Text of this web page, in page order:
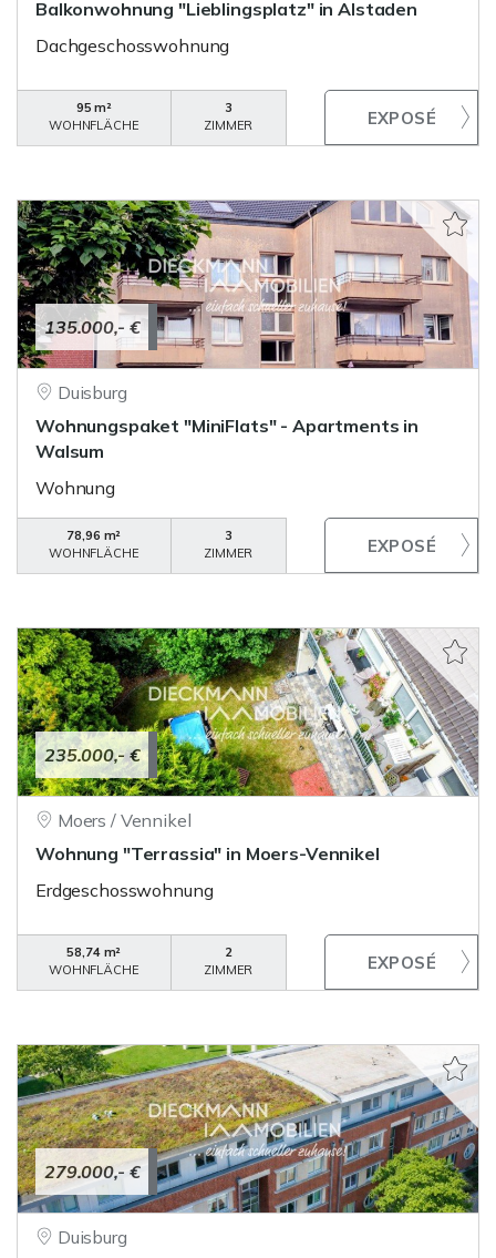
Balkonwohnung "Lieblingsplatz" in Alstaden
Dachgeschosswohnung
95 m²
WOHNFLÄCHE
3
ZIMMER
135.000,- €
Duisburg
Wohnungspaket "MiniFlats" - Apartments in
Walsum
Wohnung
78,96 m²
WOHNFLÄCHE
3
ZIMMER
235.000,- €
Moers / Vennikel
Wohnung "Terrassia" in Moers-Vennikel
Erdgeschosswohnung
58,74 m²
WOHNFLÄCHE
2
ZIMMER
279.000,- €
Duisburg